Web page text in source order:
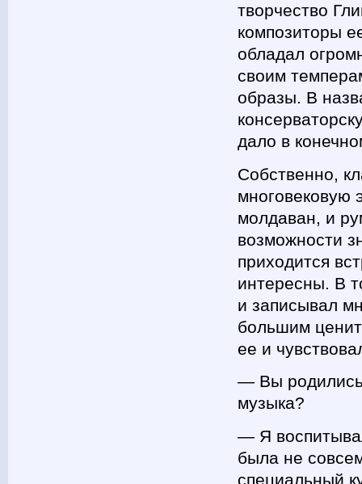
творчество
композиторы
обладал
своим
образы. В
дало в
Собственно,
многовековую
молдаван, и
возможности
приходится
интересны. В
и записывал
большим
ее и
― Вы родились
музыка?
― Я
была не
специальный